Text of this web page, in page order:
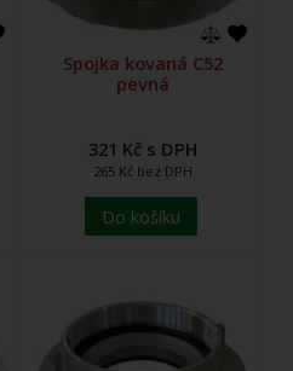
Spojka kovaná C52
pevná
321 Kč s DPH
265 Kč bez DPH
Do košíku